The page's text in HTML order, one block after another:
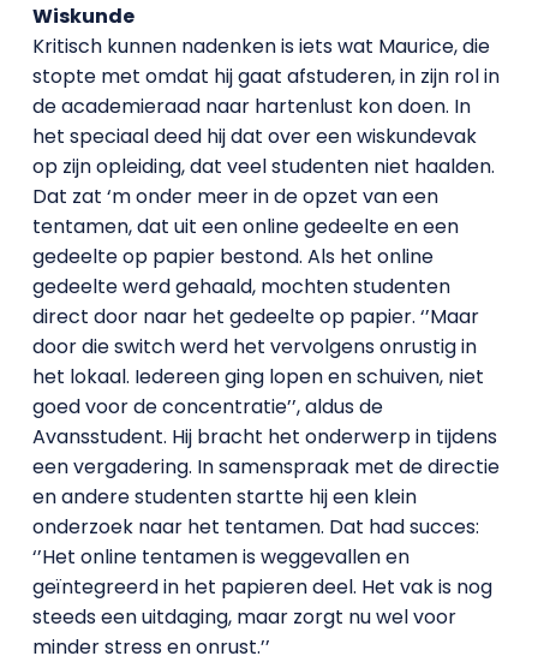
Wiskunde
Kritisch kunnen nadenken is iets wat Maurice, die
stopte met omdat hij gaat afstuderen, in zijn rol in
de academieraad naar hartenlust kon doen. In
het speciaal deed hij dat over een wiskundevak
op zijn opleiding, dat veel studenten niet haalden.
Dat zat ‘m onder meer in de opzet van een
tentamen, dat uit een online gedeelte en een
gedeelte op papier bestond. Als het online
gedeelte werd gehaald, mochten studenten
direct door naar het gedeelte op papier. ‘’Maar
door die switch werd het vervolgens onrustig in
het lokaal. Iedereen ging lopen en schuiven, niet
goed voor de concentratie’’, aldus de
Avansstudent. Hij bracht het onderwerp in tijdens
een vergadering. In samenspraak met de directie
en andere studenten startte hij een klein
onderzoek naar het tentamen. Dat had succes:
‘’Het online tentamen is weggevallen en
geïntegreerd in het papieren deel. Het vak is nog
steeds een uitdaging, maar zorgt nu wel voor
minder stress en onrust.’’